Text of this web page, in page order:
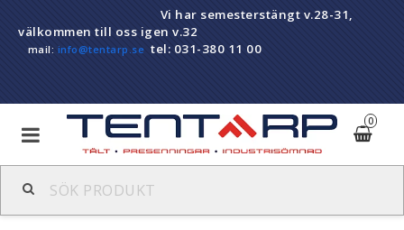
Vi har semesterstängt v.28-31,
välkommen till oss igen v.32
mail: info@tentarp.se tel: 031-380 11 00
0
Balkongskydd